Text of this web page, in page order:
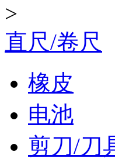
>
直尺/卷尺
橡皮
电池
剪刀/刀